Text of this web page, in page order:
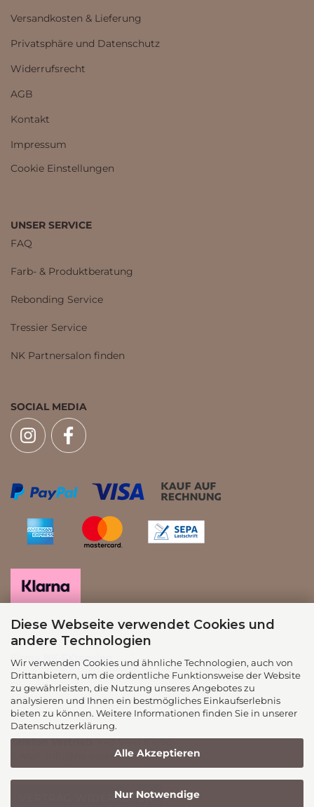
Diese Webseite verwendet Cookies und
andere Technologien
Wir verwenden Cookies und ähnliche Technologien, auch von
Drittanbietern, um die ordentliche Funktionsweise der Website
zu gewährleisten, die Nutzung unseres Angebotes zu
analysieren und Ihnen ein bestmögliches Einkaufserlebnis
bieten zu können. Weitere Informationen finden Sie in unserer
Datenschutzerklärung.
Alle Akzeptieren
Nur Notwendige
Versandkosten & Lieferung
Privatsphäre und Datenschutz
Widerrufsrecht
AGB
Kontakt
Impressum
Cookie Einstellungen
UNSER SERVICE
FAQ
Farb- & Produktberatung
Rebonding Service
Tressier Service
NK Partnersalon finden
SOCIAL MEDIA
Firma NK-EXtension
Produktion & Haarvertrieb
Hauptstraße 8
93342 Saal an der Donau
Telefon Vertrieb: +49 9441 81696
info@nk-extension.de
VERTRAG WIDERRUFEN